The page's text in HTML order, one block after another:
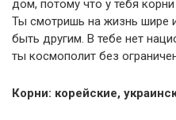
дом, потому что у тебя
Ты смотришь на жизнь шире
быть другим. В тебе нет
ты космополит без
Корни: корейские,